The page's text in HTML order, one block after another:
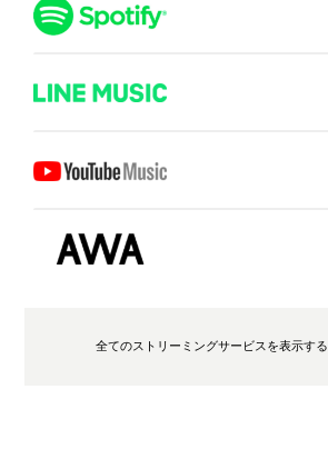
全てのストリーミングサービスを表示する